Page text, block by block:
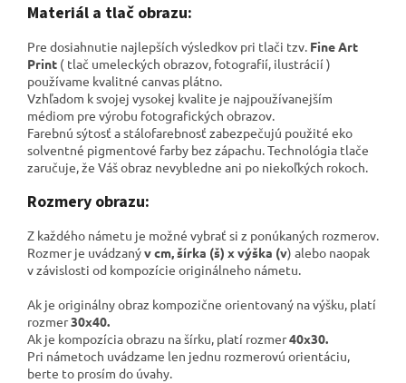
Materiál a tlač obrazu:
Pre dosiahnutie najlepších výsledkov pri tlači tzv. Fine Art
Print ( tlač umeleckých obrazov, fotografií, ilustrácií )
používame kvalitné canvas plátno.
Vzhľadom k svojej vysokej kvalite je najpoužívanejším
médiom pre výrobu fotografických obrazov.
Farebnú sýtosť a stálofarebnosť zabezpečujú použité eko
solventné pigmentové farby bez zápachu. Technológia tlače
zaručuje, že Váš obraz nevybledne ani po niekoľkých rokoch.
Rozmery obrazu:
Z každého námetu je možné vybrať si z ponúkaných rozmerov.
Rozmer je uvádzanýv cm, šírka (š) x výška (v) alebo naopak
v závislosti od kompozície originálneho námetu.
Ak je originálny obraz kompozične orientovaný na výšku, platí
rozmer30x40.
Ak je kompozícia obrazu na šírku, platí rozmer40x30.
Pri námetoch uvádzame len jednu rozmerovú orientáciu,
berte to prosím do úvahy.